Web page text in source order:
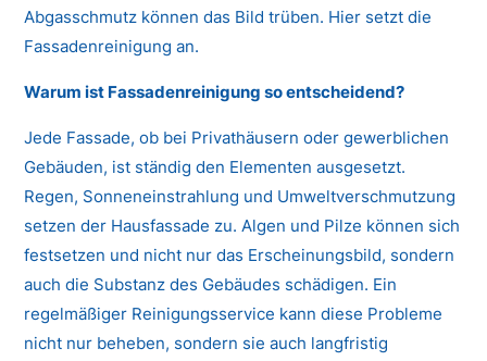
Abgasschmutz können das Bild trüben. Hier setzt die
Fassadenreinigung an.
Warum ist Fassadenreinigung so entscheidend?
Jede Fassade, ob bei Privathäusern oder gewerblichen
Gebäuden, ist ständig den Elementen ausgesetzt.
Regen, Sonneneinstrahlung und Umweltverschmutzung
setzen der Hausfassade zu. Algen und Pilze können sich
festsetzen und nicht nur das Erscheinungsbild, sondern
auch die Substanz des Gebäudes schädigen. Ein
regelmäßiger Reinigungsservice kann diese Probleme
nicht nur beheben, sondern sie auch langfristig